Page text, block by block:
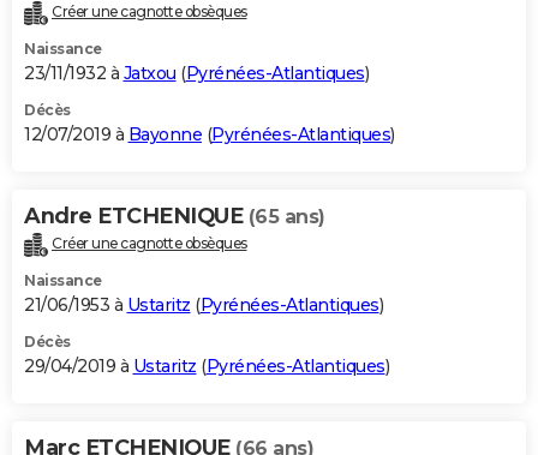
Créer une cagnotte obsèques
Naissance
23/11/1932 à Jatxou (Pyrénées-Atlantiques)
Décès
12/07/2019 à Bayonne (Pyrénées-Atlantiques)
Andre ETCHENIQUE (65 ans)
Créer une cagnotte obsèques
Naissance
21/06/1953 à Ustaritz (Pyrénées-Atlantiques)
Décès
29/04/2019 à Ustaritz (Pyrénées-Atlantiques)
Marc ETCHENIQUE (66 ans)